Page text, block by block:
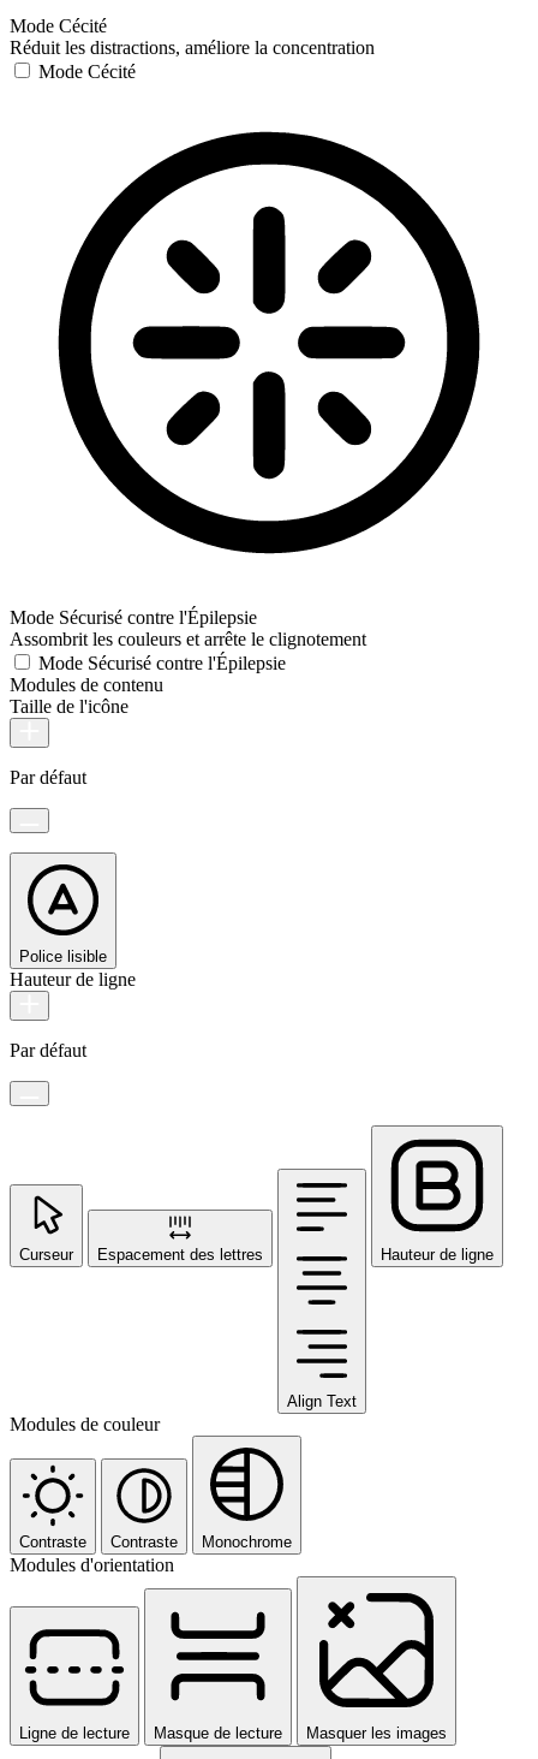
Mode Cécité
Réduit les distractions, améliore la concentration
Mode Cécité
Mode Sécurisé contre l'Épilepsie
Assombrit les couleurs et arrête le clignotement
Mode Sécurisé contre l'Épilepsie
Modules de contenu
Taille de l'icône
Par défaut
Police lisible
Hauteur de ligne
Par défaut
Curseur Espacement des lettres
Align Text
Hauteur de ligne
Modules de couleur
Contraste Contraste Monochrome
Modules d'orientation
Ligne de lecture Masque de lecture Masquer les images